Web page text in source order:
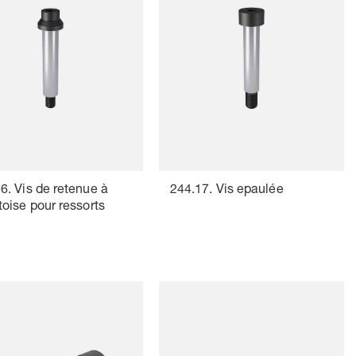
Vis de retenue à
pour ressorts
244.17. Vis epaulée